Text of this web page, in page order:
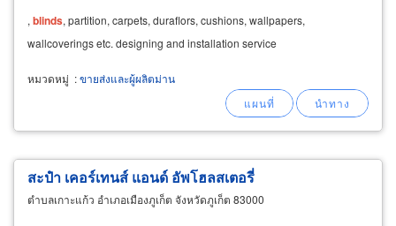
, blinds, partition, carpets, duraflors, cushions, wallpapers,
wallcoverings etc. designing and installation service
หมวดหมู่ :ขายส่งและผู้ผลิตม่าน
สะปำ เคอร์เทนส์ แอนด์ อัพโฮลสเตอรี่
ตำบลเกาะแก้ว อำเภอเมืองภูเก็ต จังหวัดภูเก็ต 83000